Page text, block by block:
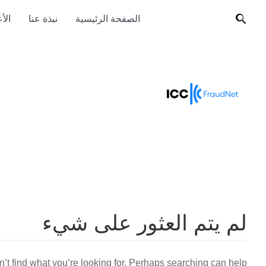
الصفحة الرئيسية نبذة عنا
لم يتم العثور على شيء
find what you’re looking for. Perhaps searching can help.